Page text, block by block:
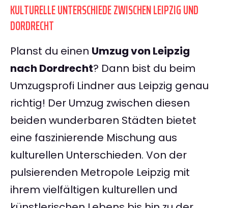
KULTURELLE UNTERSCHIEDE ZWISCHEN LEIPZIG UND
DORDRECHT
Planst du einen Umzug von Leipzig
nach Dordrecht? Dann bist du beim
Umzugsprofi Lindner aus Leipzig genau
richtig! Der Umzug zwischen diesen
beiden wunderbaren Städten bietet
eine faszinierende Mischung aus
kulturellen Unterschieden. Von der
pulsierenden Metropole Leipzig mit
ihrem vielfältigen kulturellen und